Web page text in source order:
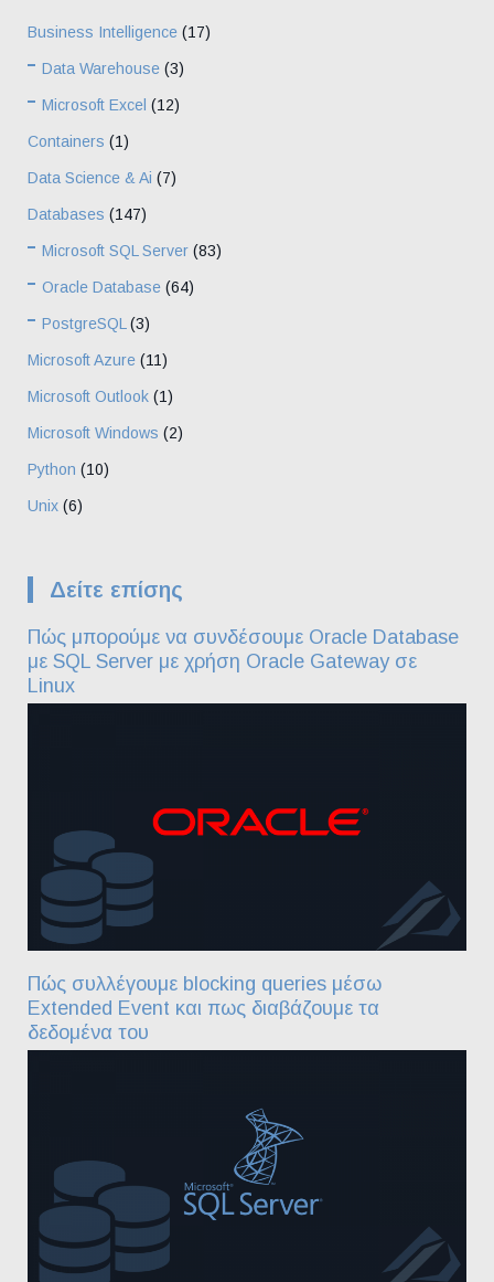
Business Intelligence (17)
Data Warehouse (3)
Microsoft Excel (12)
Containers (1)
Data Science & Ai (7)
Databases (147)
Microsoft SQL Server (83)
Oracle Database (64)
PostgreSQL (3)
Microsoft Azure (11)
Microsoft Outlook (1)
Microsoft Windows (2)
Python (10)
Unix (6)
Δείτε επίσης
Πώς μπορούμε να συνδέσουμε Oracle Database
με SQL Server με χρήση Oracle Gateway σε
Linux
Πώς συλλέγουμε blocking queries μέσω
Extended Event και πως διαβάζουμε τα
δεδομένα του